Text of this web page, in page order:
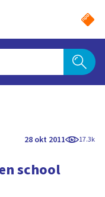
28 okt 2011 17.3k
school